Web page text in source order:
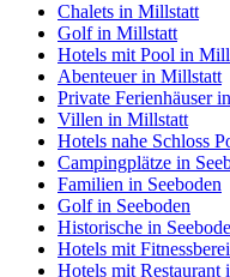
Chalets in Millstatt
Golf in Millstatt
Hotels mit Pool in
Abenteuer in Millstatt
Private Ferienhäuser
Villen in Millstatt
Hotels nahe Schloss
Campingplätze in
Familien in Seeboden
Golf in Seeboden
Historische in
Hotels mit
Hotels mit Restaurant